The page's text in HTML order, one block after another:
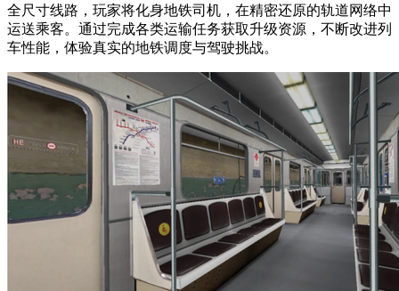
全尺寸线路，玩家将化身地铁司机，在精密还原的轨道网络中
运送乘客。通过完成各类运输任务获取升级资源，不断改进列
车性能，体验真实的地铁调度与驾驶挑战。